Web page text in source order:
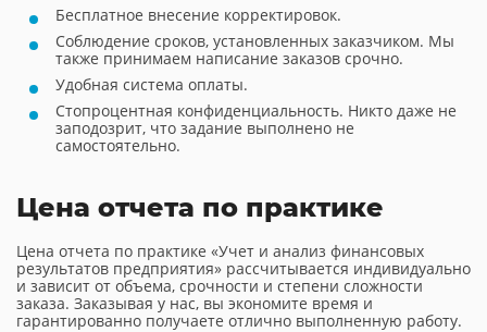
Бесплатное внесение корректировок.
Соблюдение сроков, установленных заказчиком. Мы
также принимаем написание заказов срочно.
Удобная система оплаты.
Стопроцентная конфиденциальность. Никто даже не
заподозрит, что задание выполнено не
самостоятельно.
Цена отчета по практике
Цена отчета по практике «Учет и анализ финансовых
результатов предприятия» рассчитывается индивидуально
и зависит от объема, срочности и степени сложности
заказа. Заказывая у нас, вы экономите время и
гарантированно получаете отлично выполненную работу.